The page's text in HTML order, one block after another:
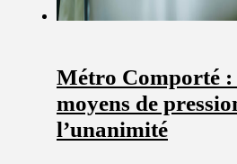
Métro Comporté :
moyens de
l’unanimité